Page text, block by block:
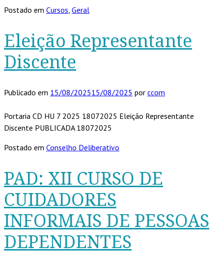
Postado em Cursos, Geral
Eleição Representante
Discente
Publicado em 15/08/202515/08/2025 por ccom
Portaria CD HU 7 2025 18072025 Eleição Representante
Discente PUBLICADA 18072025
Postado em Conselho Deliberativo
PAD: XII CURSO DE
CUIDADORES
INFORMAIS DE PESSOAS
DEPENDENTES